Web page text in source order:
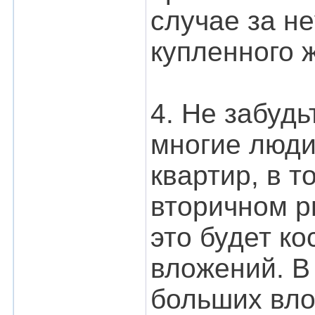
случае за
купленного
4. Не
многие
квартир, в
вторичном
это будет
вложений.
больших